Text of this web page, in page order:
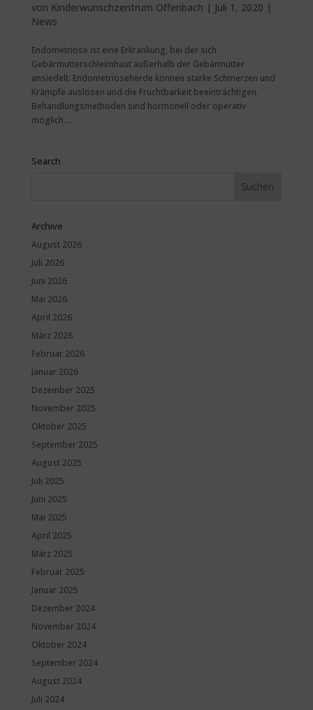
von Kinderwunschzentrum Offenbach | Juli 1, 2020 |
News
Endometriose ist eine Erkrankung, bei der sich
Gebärmutterschleimhaut außerhalb der Gebärmutter
ansiedelt. Endometrioseherde können starke Schmerzen und
Krämpfe auslösen und die Fruchtbarkeit beeinträchtigen.
Behandlungsmethoden sind hormonell oder operativ
möglich....
Search
Archive
August 2026
Juli 2026
Juni 2026
Mai 2026
April 2026
März 2026
Februar 2026
Januar 2026
Dezember 2025
November 2025
Oktober 2025
September 2025
August 2025
Juli 2025
Juni 2025
Mai 2025
April 2025
März 2025
Februar 2025
Januar 2025
Dezember 2024
November 2024
Oktober 2024
September 2024
August 2024
Juli 2024